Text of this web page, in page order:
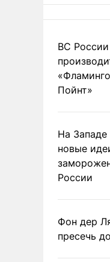
ВС
Пойнт»
На Западе
новые
России
Фон дер
пресечь